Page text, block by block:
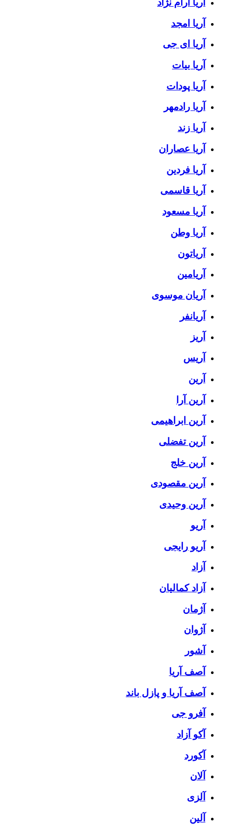
آریا آرام نژاد
آریا امجد
آریا ای جی
آریا بیات
آریا پودات
آریا رادمهر
آریا زند
آریا عصاران
آریا فردین
آریا قاسمی
آریا مسعود
آریا وطن
آریاتون
آریامین
آریان موسوی
آریانفر
آریز
آریس
آرین
آرین آرا
آرین ابراهیمی
آرین تفضلی
آرین خلج
آرین مقصودی
آرین وحیدی
آریو
آریو رایجی
آزاد
آزاد کمالیان
آژمان
آژوان
آشور
آصف آریا
آصف آریا و پازل باند
آفرو جی
آکو آزاد
آکورد
آلان
آلزی
آلین